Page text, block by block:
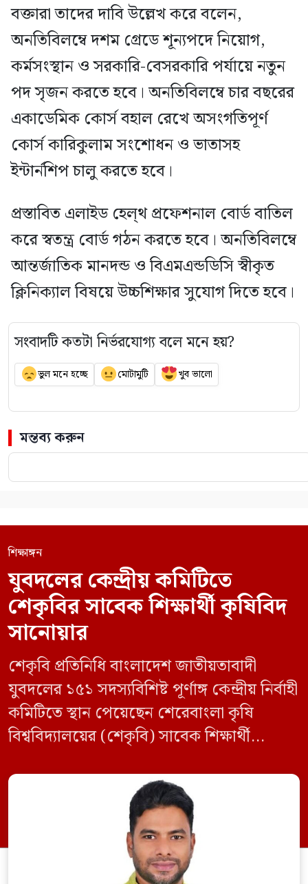
বক্তারা তাদের দাবি উল্লেখ করে বলেন,
অনতিবিলম্বে দশম গ্রেডে শূন্যপদে নিয়োগ,
কর্মসংস্থান ও সরকারি-বেসরকারি পর্যায়ে নতুন
পদ সৃজন করতে হবে। ⁠অনতিবিলম্বে চার বছরের
একাডেমিক কোর্স বহাল রেখে অসংগতিপূর্ণ
কোর্স কারিকুলাম সংশোধন ও ভাতাসহ
ইন্টার্নশিপ চালু করতে হবে।
প্রস্তাবিত এলাইড হেল্থ প্রফেশনাল বোর্ড বাতিল
করে স্বতন্ত্র বোর্ড গঠন করতে হবে। ⁠অনতিবিলম্বে
আন্তর্জাতিক মানদন্ড ও বিএমএন্ডডিসি স্বীকৃত
ক্লিনিক্যাল বিষয়ে উচ্চশিক্ষার সুযোগ দিতে হবে।
সংবাদটি কতটা নির্ভরযোগ্য বলে মনে হয়?
ভুল মনে হচ্ছে মোটামুটি খুব ভালো
মন্তব্য করুন
শিক্ষাঙ্গন
যুবদলের কেন্দ্রীয় কমিটিতে
শেকৃবির সাবেক শিক্ষার্থী কৃষিবিদ
সানোয়ার
শেকৃবি প্রতিনিধি বাংলাদেশ জাতীয়তাবাদী
যুবদলের ১৫১ সদস্যবিশিষ্ট পূর্ণাঙ্গ কেন্দ্রীয় নির্বাহী
কমিটিতে স্থান পেয়েছেন শেরেবাংলা কৃষি
বিশ্ববিদ্যালয়ের (শেকৃবি) সাবেক শিক্ষার্থী
তাকে কেন্দ্রীয় কৃষি বিষয়ক সম্পাদক হিসেবে
দায়িত্ব দেওয়া হয়েছে। বৃহস্পতিবার বিএনপির
সিনিয়র যুগ্ম মহাসচিব রুহুল কবির রিজভী
স্বাক্ষরিত এক বিজ্ঞপ্তিতে নতুন কমিটির
অনুমোদনের বিষয়টি জানানো হয়। কমিটিতে